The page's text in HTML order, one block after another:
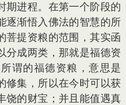
期进程。在第一个阶段的
逐渐悟入佛法的智慧的所
菩提资粮的范围，其实函
分成两类，那就是福德资
谓的福德资粮，意思是
修集，所以在今时可以获
饶的财宝；并且能值遇真